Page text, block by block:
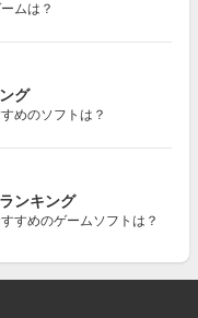
ムは？
グ
めのソフトは？
ンキング
すめのゲームソフトは？